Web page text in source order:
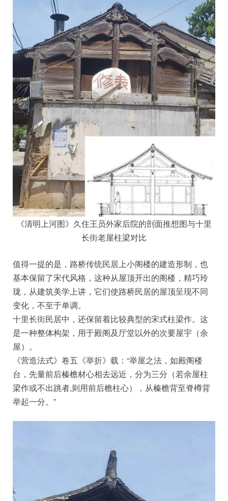
《清明上河图》久住王员外家后院的剖面推想图与十里
长街老屋柱梁对比
值得一提的是，路桥传统民居上小阁楼的建造形制，也
基本保留了宋代风格，这种从屋顶开出的阁楼，精巧玲
珑，从建筑美学上讲，它们使路桥民居的屋顶呈现不同
变化，不至于单调。
十里长街民居中，还保留着比较典型的宋式柱梁作。这
是一种整体构架，用于殿阁及厅堂以外的次要屋宇（余
屋）。
《营造法式》卷五《举折》载：“举屋之法，如殿阁楼
台，先量前后榛檐材心相去远近，分为三分（若余屋柱
梁作或不出跳者,则用前后檐柱心），从榛檐背至脊樽背
举起一分。”